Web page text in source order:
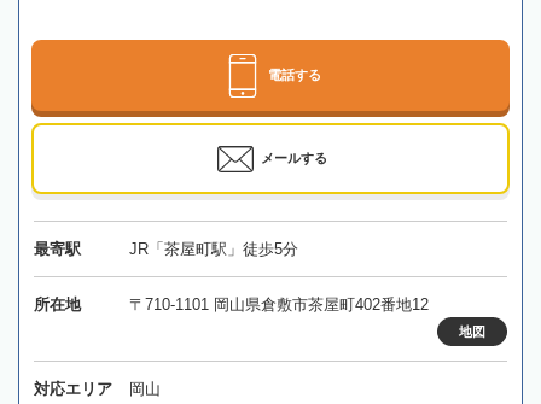
電話する
メールする
最寄駅 JR「茶屋町駅」徒歩5分
所在地 〒710-1101 岡山県倉敷市茶屋町402番地12
地図
対応エリア 岡山